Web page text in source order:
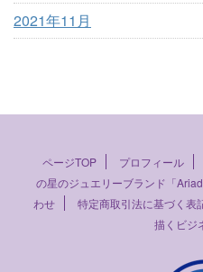
2021年11月
ページTOP プロフィール
の星のジュエリーブランド「
わせ
特定商取引法に基づく表
描くビジ